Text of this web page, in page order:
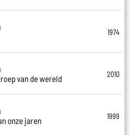
1974
van de wereld
2010
onze jaren
1999